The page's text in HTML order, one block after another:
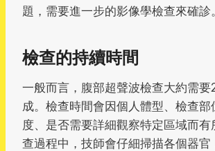
題，需要進一步的影像學檢查來確診。
檢查的持續時間
一般而言，腹部超聲波檢查大約需
成。檢查時間會因個人體型、檢查部
度、是否需要詳細觀察特定區域而有
查過程中，技師會仔細掃描各個器官